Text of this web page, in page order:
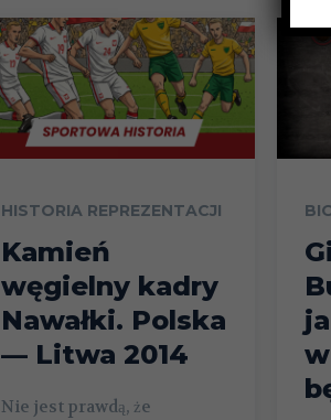
HISTORIA REPREZENTACJI
Kamień
węgielny kadry
Nawałki. Polska
— Litwa 2014
Nie jest prawdą, że